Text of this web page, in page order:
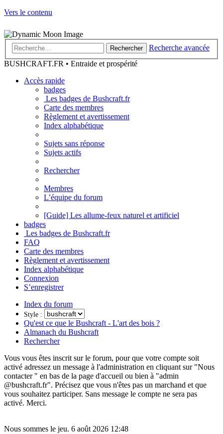
Vers le contenu
Rechercher
Recherche avancée
BUSHCRAFT.FR • Entraide et prospérité
Accès rapide
badges
Les badges de Bushcraft.fr
Carte des membres
Règlement et avertissement
Index alphabétique
Sujets sans réponse
Sujets actifs
Rechercher
Membres
L’équipe du forum
[Guide] Les allume-feux naturel et artificiel
badges
Les badges de Bushcraft.fr
FAQ
Carte des membres
Règlement et avertissement
Index alphabétique
Connexion
S’enregistrer
Index du forum
Style :
Qu'est ce que le Bushcraft - L'art des bois ?
Almanach du Bushcraft
Rechercher
Vous vous êtes inscrit sur le forum, pour que votre compte soit
activé adressez un message à l'administration en cliquant sur "Nous
contacter " en bas de la page d'accueil ou bien à "admin
@bushcraft.fr". Précisez que vous n'êtes pas un marchand et que
vous souhaitez participer. Sans message le compte ne sera pas
activé. Merci.
Nous sommes le jeu. 6 août 2026 12:48